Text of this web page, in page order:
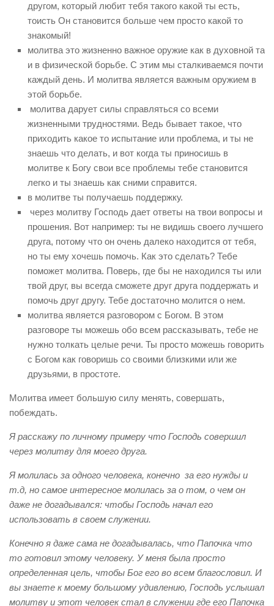
О победе
О силе
Сергей Лукьянов
Стихи
Человек и Бог
То что вдохновляет
О счастье
другом, который любит тебя такого какой ты есть,
тоисть Он становится больше чем просто какой то
знакомый!
молитва это жизненно важное оружие как в духовной та
и в физической борьбе. С этим мы сталкиваемся почти
каждый день. И молитва является важным оружием в
этой борьбе.
молитва дарует силы справляться со всеми
жизненными трудностями. Ведь бывает такое, что
приходить какое то испытание или проблема, и ты не
знаешь что делать, и вот когда ты приносишь в
молитве к Богу свои все проблемы тебе становится
легко и ты знаешь как сними справится.
в молитве ты получаешь поддержку.
через молитву Господь дает ответы на твои вопросы и
прошения. Вот например: ты не видишь своего лучшего
друга, потому что он очень далеко находится от тебя,
но ты ему хочешь помочь. Как это сделать? Тебе
поможет молитва. Поверь, где бы не находился ты или
твой друг, вы всегда сможете друг друга поддержать и
помочь друг другу. Тебе достаточно молится о нем.
молитва является разговором с Богом. В этом
разговоре ты можешь обо всем рассказывать, тебе не
нужно толкать целые речи. Ты просто можешь говорить
с Богом как говоришь со своими близкими или же
друзьями, в простоте.
Молитва имеет большую силу менять, совершать,
побеждать.
Я расскажу по личному примеру что Господь совершил
через молитву для моего друга.
Я молилась за одного человека, конечно за его нужды и
т.д, но самое интересное молилась за о том, о чем он
даже не догадывался: чтобы Господь начал его
использовать в своем служении.
Конечно я даже сама не догадывалась, что Папочка что
то готовил этому человеку. У меня была просто
определенная цель, чтобы Бог его во всем благословил. И
вы знаете к моему большому удивлению, Господь услышал
молитву и этот человек стал в служении где его Папочка